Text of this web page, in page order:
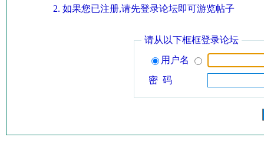
如果您已注册,请先登录论坛即可游览帖子
请从以下框框登录论坛
用户名
密 码